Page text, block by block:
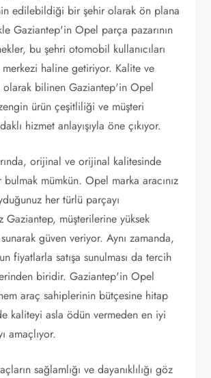
edilebildiği bir şehir olarak ön plana
Gaziantep'in Opel parça pazarının
bu şehri otomobil kullanıcıları
haline getiriyor. Kalite ve
olarak bilinen Gaziantep'in Opel
ürün çeşitliliği ve müşteri
hizmet anlayışıyla öne çıkıyor.
orijinal ve orijinal kalitesinde
mümkün. Opel marka aracınız
her türlü parçayı
Gaziantep, müşterilerine yüksek
güven veriyor. Aynı zamanda,
fiyatlarla satışa sunulması da tercih
biridir. Gaziantep'in Opel
araç sahiplerinin bütçesine hitap
kaliteyi asla ödün vermeden en iyi
amaçlıyor.
sağlamlığı ve dayanıklılığı göz